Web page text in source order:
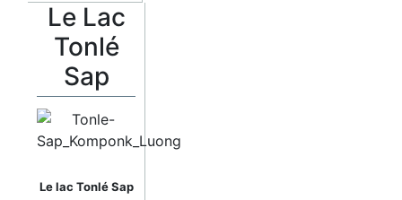
Le Lac
Tonlé
Sap
Le lac Tonlé Sap